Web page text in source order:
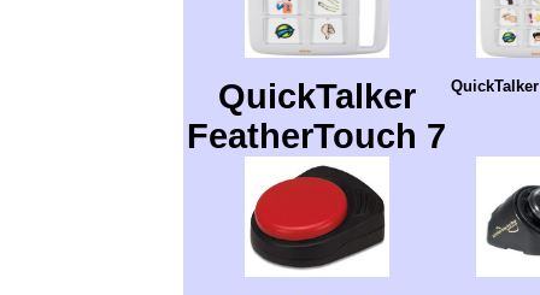
QuickTalker
FeatherTouch 7